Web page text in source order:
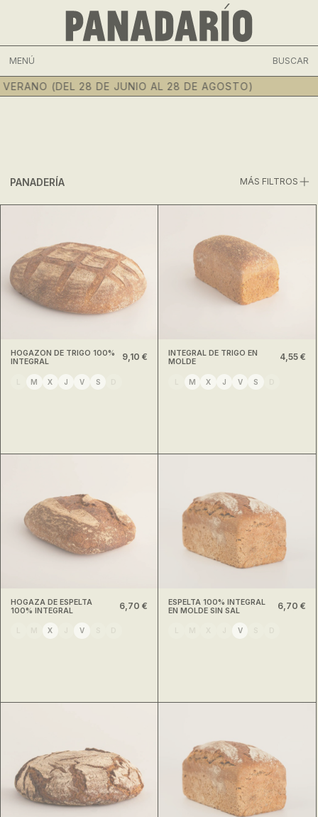
MENÚ BUSCAR
(DEL 28 DE JUNIO AL 28 DE AGOSTO)
PANADERÍA MÁS FILTROS
HOGAZÓN DE TRIGO 100%
INTEGRAL
9,10 €
M X J V S
INTEGRAL DE TRIGO EN
MOLDE
4,55 €
M X J V S
HOGAZA DE ESPELTA
100% INTEGRAL
6,70 €
X V
ESPELTA 100% INTEGRAL
EN MOLDE SIN SAL
6,70 €
V